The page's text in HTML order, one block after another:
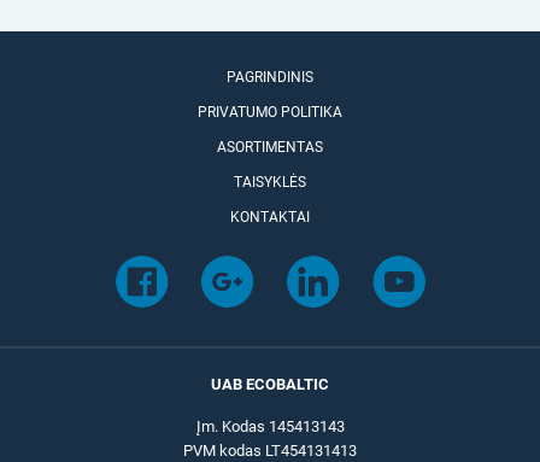
PAGRINDINIS
PRIVATUMO POLITIKA
ASORTIMENTAS
TAISYKLĖS
KONTAKTAI
UAB ECOBALTIC
Įm. Kodas 145413143
PVM kodas LT454131413